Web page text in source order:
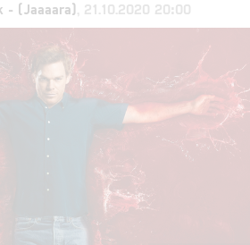
- (Jaaaara) , 21.10.2020 20:00